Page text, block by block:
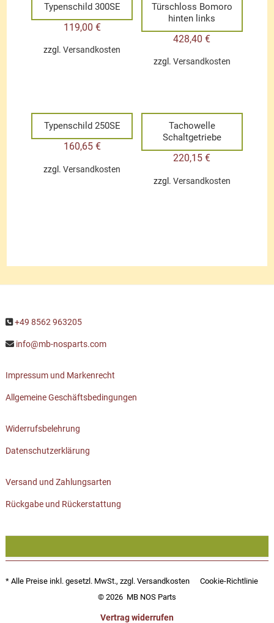
Typenschild 300SE
119,00 €
zzgl.Versandkosten
Türschloss Bomoro
hinten links
428,40€
zzgl. Versandkosten
Typenschild 250SE
160,65 €
zzgl.Versandkosten
Tachowelle
Schaltgetriebe
220,15€
zzgl. Versandkosten
+49 8562 963205
info@mb-nosparts.com
Impressum und Markenrecht
Allgemeine Geschäftsbedingungen
Widerrufsbelehrung
Datenschutzerklärung
Versand und Zahlungsarten
Rückgabe und Rückerstattung
* Alle Preise inkl. gesetzl. MwSt., zzgl. Versandkosten
Cookie-Richtlinie
© 2026 MB NOS Parts
Vertrag widerrufen